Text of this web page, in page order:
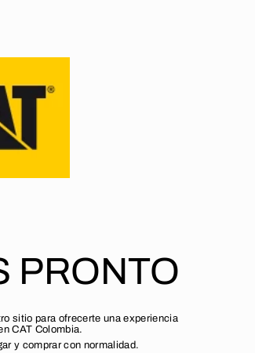
PRONTO
sitio para ofrecerte una experiencia
CAT Colombia.
y comprar con normalidad.